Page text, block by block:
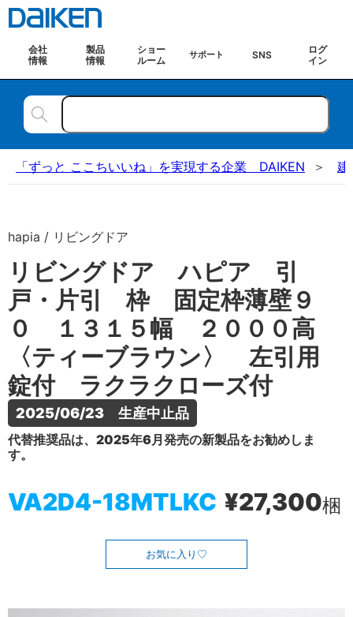
会社
情報
製品
情報
ショー
ルーム
サポート SNS
ログ
イン
「ずっと ここちいいね」を実現する企業 DAIKEN 建
hapia / リビングドア
リビングドア ハピア 引
戸・片引 枠 固定枠薄壁９
０ １３１５幅 ２０００高
〈ティーブラウン〉 左引用
錠付 ラクラクローズ付
2025/06/23　生産中止品
代替推奨品は、2025年6月発売の新製品をお勧めしま
す。
VA2D4-18MTLKC ¥27,300梱
お気に入り